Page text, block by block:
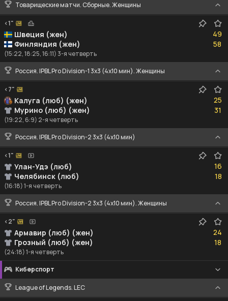
Товарищеские матчи. Сборные. Женщины
<1"
Швеция (жен)
Финляндия (жен)
49
49
58
58
(15:22, 18:25, 16:11) 3-я четверть
Россия. IPBL Pro Division-1 3x3 (4x10 мин). Женщины
<7"
Калуга (люб) (жен)
Мурино (люб) (жен)
25
25
31
31
(19:22, 6:9) 2-я четверть
Россия. IPBL Pro Division-2 3x3 (4x10 мин)
<1"
Улан-Удэ (люб)
Челябинск (люб)
16
16
18
18
(16:18) 1-я четверть
Россия. IPBL Pro Division-2 3x3 (4x10 мин). Женщины
<2"
Армавир (люб) (жен)
Грозный (люб) (жен)
24
24
18
18
(24:18) 1-я четверть
Киберспорт
League of Legends. LEC